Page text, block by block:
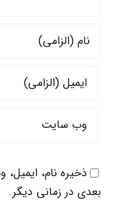
ذخیره نام،
بعدی در زمانی دیگر.